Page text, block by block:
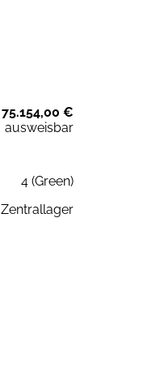
75.154,00 €
ausweisbar
4 (Green)
Zentrallager